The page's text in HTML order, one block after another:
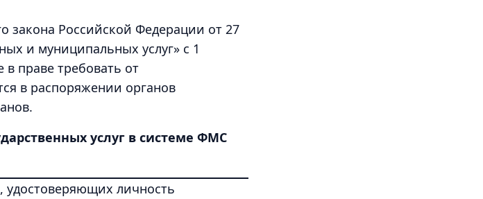
закона Российской Федерации от 27
и муниципальных услуг» с 1
в праве требовать от
в распоряжении органов
услуг в системе ФМС
удостоверяющих личность